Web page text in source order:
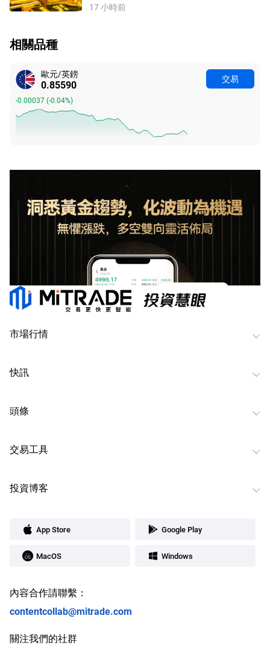
17 小時前
相關品種
歐元/英鎊
0.85590
-0.00037(-0.04%)
交易
市場行情
快訊
頭條
交易工具
投資博客
App Store Google Play
MacOS Windows
內容合作請聯繫：
contentcollab@mitrade.com
關注我們的社群